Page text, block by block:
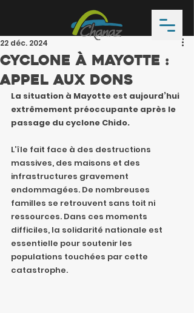
Cyclone à Mayotte :
Appel aux dons
22 déc. 2024
La situation à Mayotte est aujourd’hui
extrêmement préoccupante après le
passage du cyclone Chido.
L’île fait face à des destructions
massives, des maisons et des
infrastructures gravement
endommagées. De nombreuses
familles se retrouvent sans toit ni
ressources. Dans ces moments
difficiles, la solidarité nationale est
essentielle pour soutenir les
populations touchées par cette
catastrophe.